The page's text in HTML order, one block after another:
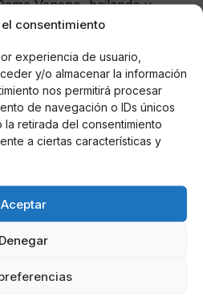
consentimiento
experiencia de usuario,
y/o almacenar la información
nos permitirá procesar
de navegación o IDs únicos
la retirada del consentimiento
a ciertas características y
Aceptar
Denegar
Veneno, bailando y
sin conseguir tirar la sala
roll nunca morirá.
Casinos Online en